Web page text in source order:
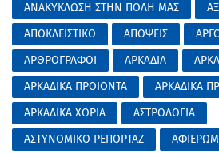
ΑΝΑΚΥΚΛΩΣΗ ΣΤΗΝ ΠΟΛΗ ΜΑΣ
ΑΠΟΚΛΕΙΣΤΙΚΟ
ΑΠΟΨΕΙΣ
ΑΡΘΡΟΓΡΑΦΟΙ
ΑΡΚΑΔΙΑ
ΑΡΚΑΔΙΚΑ ΠΡΟΙΟΝΤΑ
ΑΡΚΑΔΙΚΑ
ΑΡΚΑΔΙΚΑ ΧΩΡΙΑ
ΑΣΤΡΟΛΟΓΙΑ
ΑΣΤΥΝΟΜΙΚΟ ΡΕΠΟΡΤΑΖ